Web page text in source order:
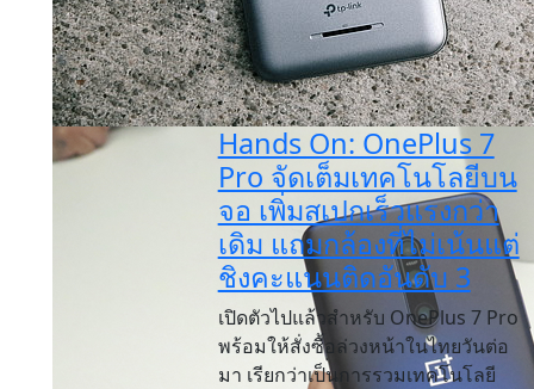
Hands On: OnePlus 7
Pro จัดเต็มเทคโนโลยีบน
จอ เพิ่มสเปกเร็วแรงกว่า
เดิม แถมกล้องที่ไม่เน้นแต่
ชิงคะแนนติดอันดับ 3
เปิดตัวไปแล้วสำหรับ OnePlus 7 Pro
พร้อมให้สั่งซื้อล่วงหน้าในไทยวันต่อ
มา เรียกว่าเป็นการรวมเทคโนโลยี